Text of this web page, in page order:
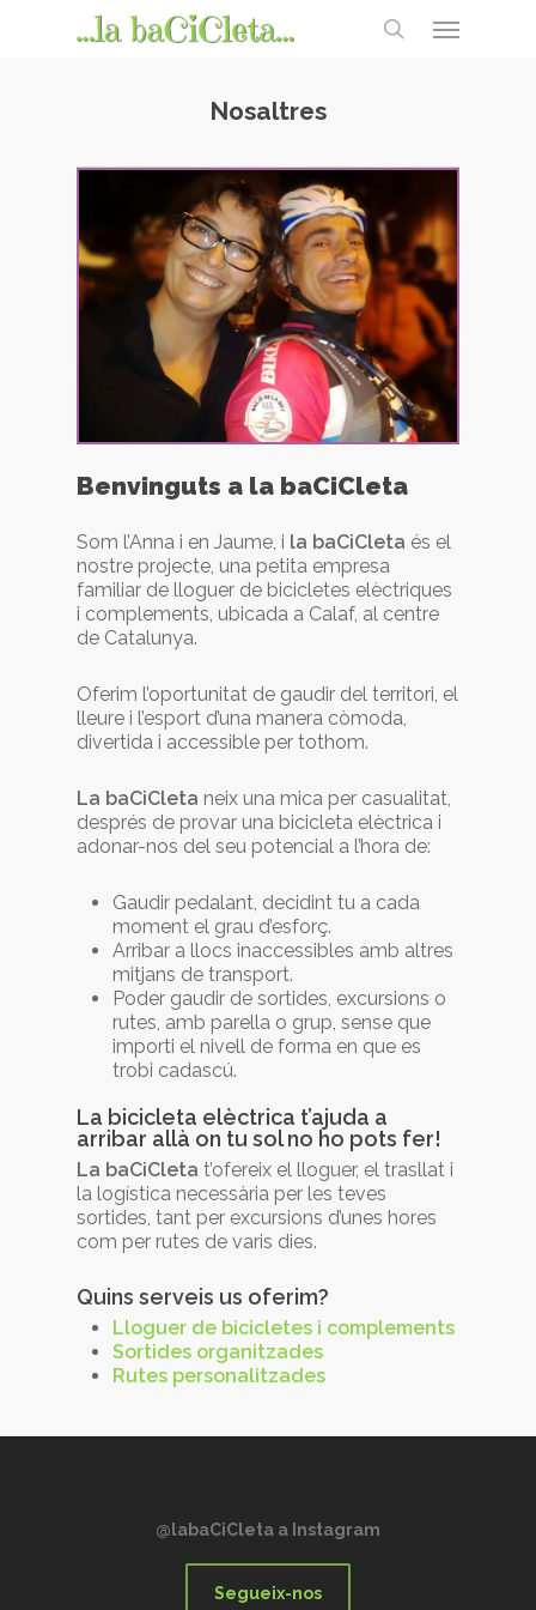
Nosaltres
Benvinguts a la baCiCleta
Som l’Anna i en Jaume, i la baCiCleta és el
nostre projecte, una petita empresa
familiar de lloguer de bicicletes elèctriques
i complements, ubicada a Calaf, al centre
de Catalunya.
Oferim l’oportunitat de gaudir del territori, el
lleure i l’esport d’una manera còmoda,
divertida i accessible per tothom.
La baCiCleta neix una mica per casualitat,
després de provar una bicicleta elèctrica i
adonar-nos del seu potencial a l’hora de:
Gaudir pedalant, decidint tu a cada
moment el grau d’esforç.
Arribar a llocs inaccessibles amb altres
mitjans de transport.
Poder gaudir de sortides, excursions o
rutes, amb parella o grup, sense que
importi el nivell de forma en que es
trobi cadascú.
La bicicleta elèctrica t’ajuda a
arribar allà on tu sol no ho pots fer!
La baCiCleta t’ofereix el lloguer, el trasllat i
la logística necessària per les teves
sortides, tant per excursions d’unes hores
com per rutes de varis dies.
Quins serveis us oferim?
Lloguer de bicicletes i complements
Sortides organitzades
Rutes personalitzades
@labaCiCleta a Instagram
Segueix-nos